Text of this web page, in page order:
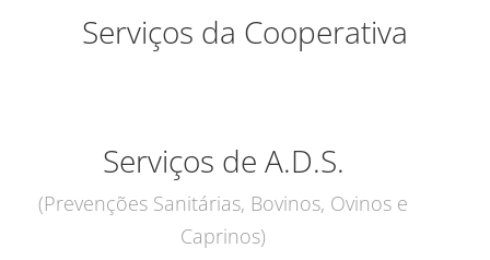
Serviços da Cooperativa
Serviços de A.D.S.
(Prevenções Sanitárias, Bovinos, Ovinos e
Caprinos)